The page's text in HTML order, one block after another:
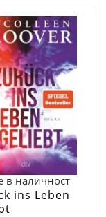
в наличност
ins Leben